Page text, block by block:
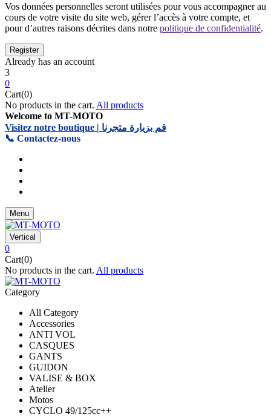
Vos données personnelles seront utilisées pour vous accompagner au
cours de votre visite du site web, gérer l’accès à votre compte, et
pour d’autres raisons décrites dans notre politique de confidentialité.
Already has an account
3
0
Cart(0)
No products in the cart. All products
Welcome to MT-MOTO
Visitez notre boutique | قم بزيارة متجرنا
📞 Contactez-nous
Menu
Vertical
0
Cart(0)
No products in the cart. All products
Category
All Category
Accessories
ANTI VOL
CASQUES
GANTS
GUIDON
VALISE & BOX
Atelier
Motos
CYCLO 49/125cc++